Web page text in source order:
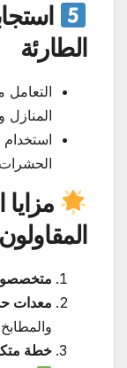
الطارئة
المنازل
معدات
والمطابخ
خطة